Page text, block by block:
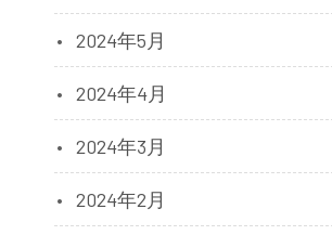
2024年5月
2024年4月
2024年3月
2024年2月